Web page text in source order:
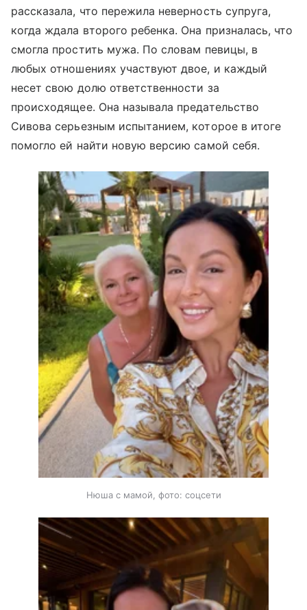
рассказала, что пережила неверность супруга,
когда ждала второго ребенка. Она призналась, что
смогла простить мужа. По словам певицы, в
любых отношениях участвуют двое, и каждый
несет свою долю ответственности за
происходящее. Она называла предательство
Сивова серьезным испытанием, которое в итоге
помогло ей найти новую версию самой себя.
Нюша с мамой, фото: соцсети